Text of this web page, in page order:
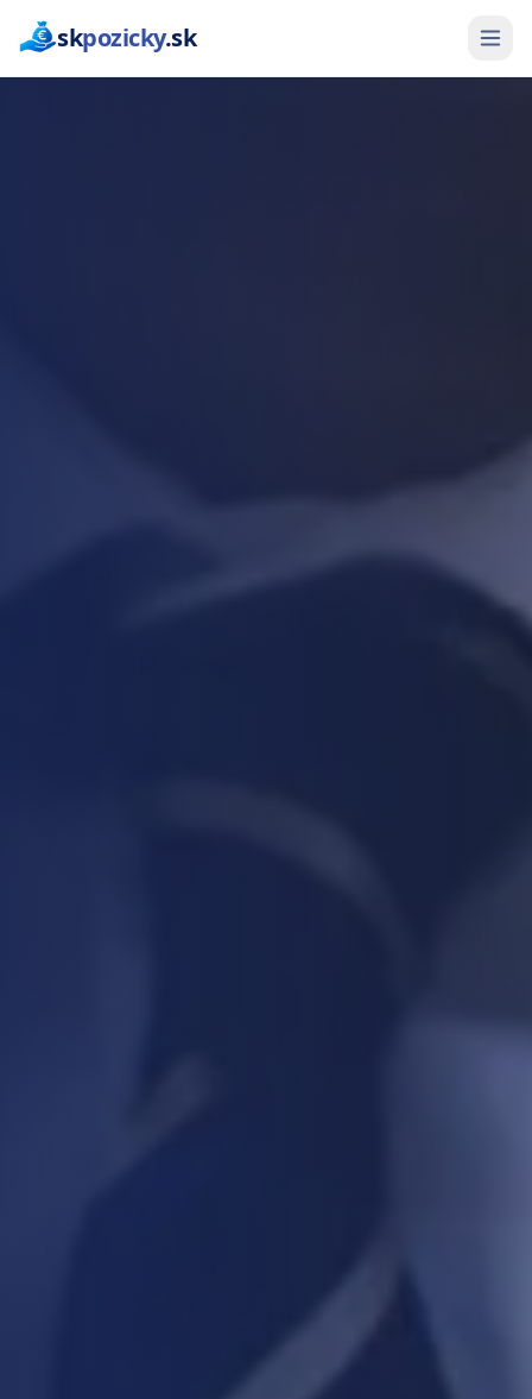
skpozicky.sk